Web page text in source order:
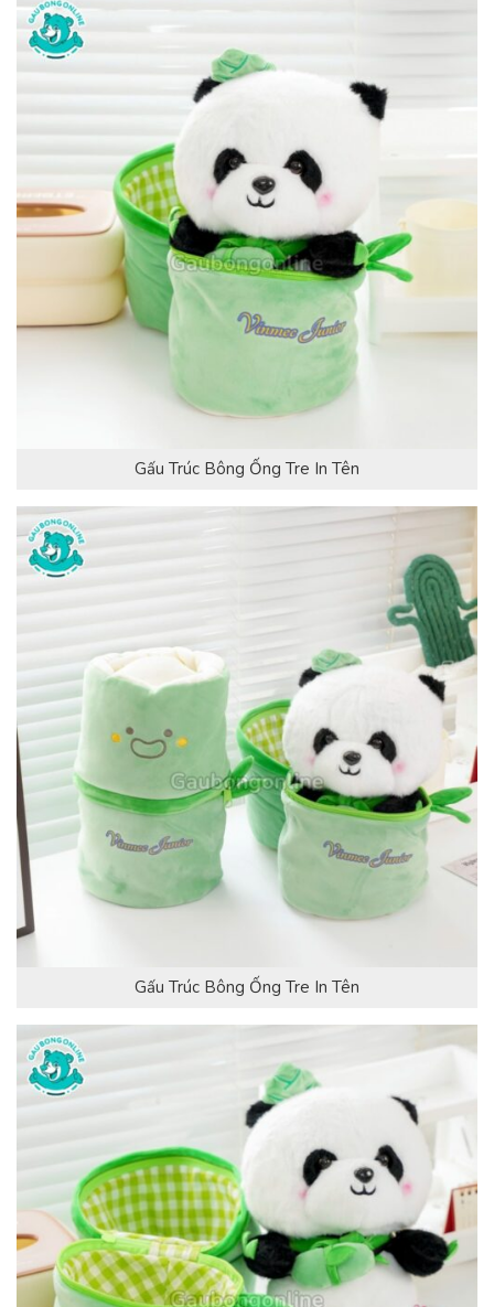
Gấu Trúc Bông Ống Tre In Tên
Gấu Trúc Bông Ống Tre In Tên